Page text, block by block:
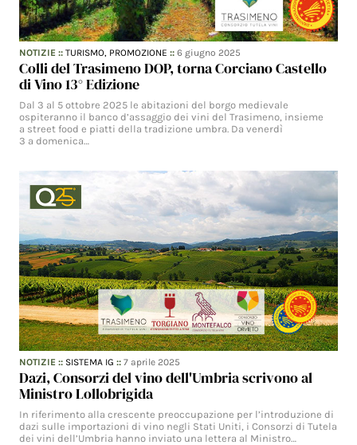
NOTIZIE ::TURISMO, PROMOZIONE ::6 giugno 2025
Colli del Trasimeno DOP, torna Corciano Castello
di Vino 13° Edizione
Dal 3 al 5 ottobre 2025 le abitazioni del borgo medievale
ospiteranno il banco d’assaggio dei vini del Trasimeno, insieme
a street food e piatti della tradizione umbra. Da venerdì
3 a domenica…
NOTIZIE :: SISTEMA IG ::7 aprile 2025
Dazi, Consorzi del vino dell'Umbria scrivono al
Ministro Lollobrigida
In riferimento alla crescente preoccupazione per l’introduzione di
dazi sulle importazioni di vino negli Stati Uniti, i Consorzi di Tutela
dei vini dell’Umbria hanno inviato una lettera al Ministro…